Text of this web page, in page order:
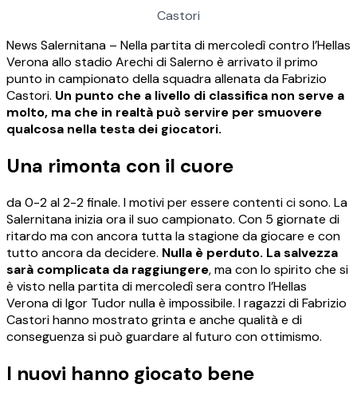
Castori
News Salernitana – Nella partita di mercoledì contro l’Hellas
Verona allo stadio Arechi di Salerno è arrivato il primo
punto in campionato della squadra allenata da Fabrizio
Castori. Un punto che a livello di classifica non serve a
molto, ma che in realtà può servire per smuovere
qualcosa nella testa dei giocatori.
Una rimonta con il cuore
da 0-2 al 2-2 finale. I motivi per essere contenti ci sono. La
Salernitana inizia ora il suo campionato. Con 5 giornate di
ritardo ma con ancora tutta la stagione da giocare e con
tutto ancora da decidere. Nulla è perduto. La salvezza
sarà complicata da raggiungere, ma con lo spirito che si
è visto nella partita di mercoledì sera contro l’Hellas
Verona di Igor Tudor nulla è impossibile. I ragazzi di Fabrizio
Castori hanno mostrato grinta e anche qualità e di
conseguenza si può guardare al futuro con ottimismo.
I nuovi hanno giocato bene